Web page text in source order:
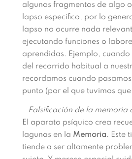
algunos fragmentos de algo
lapso específico, por lo
lapso no ocurre nada
ejecutando funciones o
aprendidas. Ejemplo,
del recorrido habitual a
recordamos cuando
punto (por el que tuvimos
Falsificación de la memoria
El aparato psíquico crea
lagunas en la Memoria. Este
tiende a ser altamente